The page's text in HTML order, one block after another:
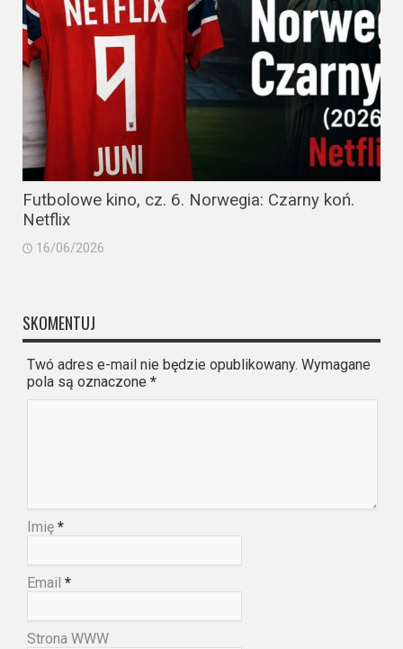
Futbolowe kino, cz. 6. Norwegia: Czarny koń.
Netflix
16/06/2026
SKOMENTUJ
Twó adres e-mail nie będzie opublikowany. Wymagane
pola są oznaczone *
Imię *
Email *
Strona WWW